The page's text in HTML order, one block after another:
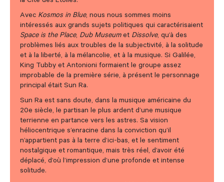
Avec Kosmos in Blue, nous nous sommes moins
intéressés aux grands sujets politiques qui caractérisaient
Space is the Place, Dub Museumet Dissolve, qu’à des
problèmes liés aux troubles de la subjectivité, à la solitude
et à la liberté, à la mélancolie, et à la musique. Si Galilée,
King Tubby et Antonioni formaient le groupe assez
improbable de la première série, à présent le personnage
principal était Sun Ra.
Sun Ra est sans doute, dans la musique américaine du
20e siècle, le partisan le plus ardent d’une musique
terrienne en partance vers les astres. Sa vision
héliocentrique s’enracine dans la conviction qu’il
n’appartient pas à la terre d’ici-bas, et le sentiment
nostalgique et romantique, mais très réel, d’avoir été
déplacé, d’où l’impression d’une profonde et intense
solitude.